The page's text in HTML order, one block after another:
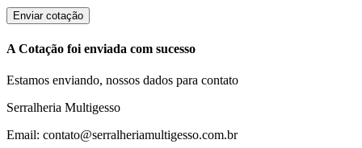
Enviar cotação
A Cotação foi enviada com sucesso
Estamos enviando, nossos dados para contato
Serralheria Multigesso
Email: contato@serralheriamultigesso.com.br